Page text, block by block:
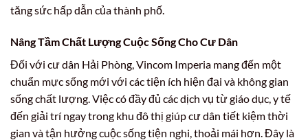
tăng sức hấp dẫn của thành phố.
Nâng Tầm Chất Lượng Cuộc Sống Cho Cư Dân
Đối với cư dân Hải Phòng, Vincom Imperia mang đến một
chuẩn mực sống mới với các tiện ích hiện đại và không gian
sống chất lượng. Việc có đầy đủ các dịch vụ từ giáo dục, y tế
đến giải trí ngay trong khu đô thị giúp cư dân tiết kiệm thời
gian và tận hưởng cuộc sống tiện nghi, thoải mái hơn. Đây là